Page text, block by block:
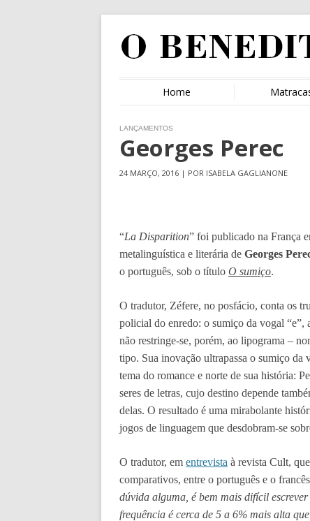
Home
LANÇAMENTOS
Georges Perec
24 MARÇO, 2016 | POR ISABELA GAGLIANONE
“La Disparition” foi publicado na França
metalinguística e literária de Georges
o português, sob o título O sumiço.
O tradutor, Zéfere, no posfácio, conta os
policial do enredo: o sumiço da vogal
não restringe-se, porém, ao lipograma –
tipo. Sua inovação ultrapassa o sumiço
tema do romance e norte de sua história:
seres de letras, cujo destino depende
delas. O resultado é uma mirabolante
jogos de linguagem que desdobram-se
O tradutor, em entrevista à revista Cult,
comparativos, entre o português e o
dúvida alguma, é bem mais difícil
frequência é cerca de 5 a 6% mais alta